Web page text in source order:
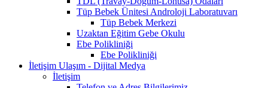
Tüp Bebek Ünitesi Androloji Laboratuvarı
Tüp Bebek Merkezi
Uzaktan Eğitim Gebe Okulu
Ebe Polikliniği
Ebe Polikliniği
İletişim Ulaşım - Dijital Medya
İletişim